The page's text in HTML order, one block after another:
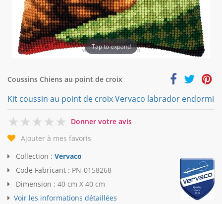
Tap to expand
Coussins Chiens au point de croix
Kit coussin au point de croix Vervaco labrador endormi
0
Donner votre avis
Ajouter à mes favoris
Collection : Vervaco
Code Fabricant : PN-0158268
Dimension : 40 cm X 40 cm
Voir les informations détaillées